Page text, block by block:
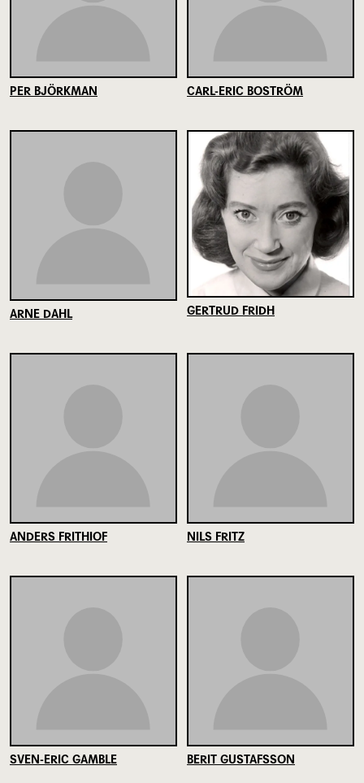
PER BJÖRKMAN CARL-ERIC BOSTRÖM
ARNE DAHL GERTRUD FRIDH
ANDERS FRITHIOF NILS FRITZ
SVEN-ERIC GAMBLE BERIT GUSTAFSSON